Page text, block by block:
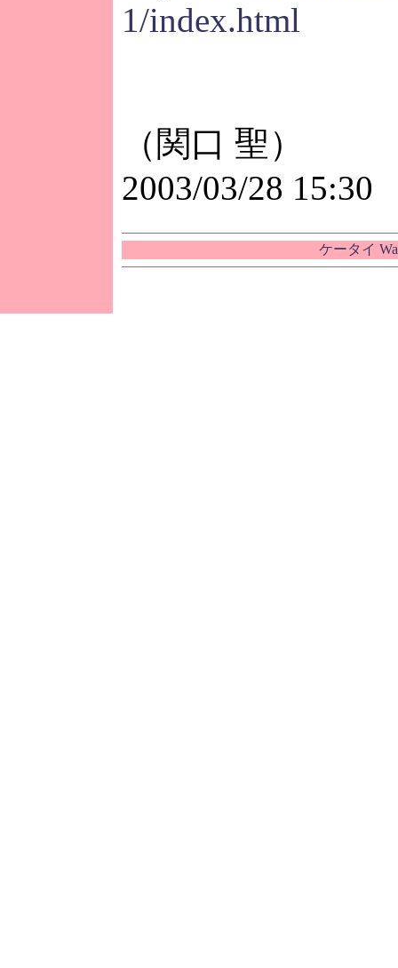
1/index.html
（関口 聖）
2003/03/28 15:30
ケータイ